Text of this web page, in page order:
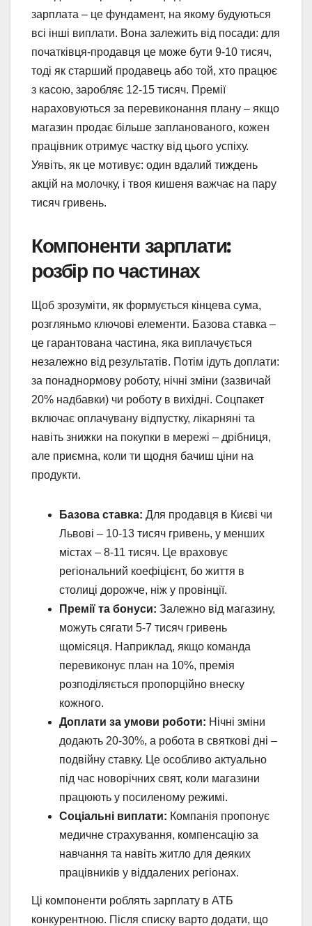
зарплата – це фундамент, на якому будуються
всі інші виплати. Вона залежить від посади: для
початківця-продавця це може бути 9-10 тисяч,
тоді як старший продавець або той, хто працює
з касою, заробляє 12-15 тисяч. Премії
нараховуються за перевиконання плану – якщо
магазин продає більше запланованого, кожен
працівник отримує частку від цього успіху.
Уявіть, як це мотивує: один вдалий тиждень
акцій на молочку, і твоя кишеня важчає на пару
тисяч гривень.
Компоненти зарплати:
розбір по частинах
Щоб зрозуміти, як формується кінцева сума,
розгляньмо ключові елементи. Базова ставка –
це гарантована частина, яка виплачується
незалежно від результатів. Потім ідуть доплати:
за понаднормову роботу, нічні зміни (зазвичай
20% надбавки) чи роботу в вихідні. Соцпакет
включає оплачувану відпустку, лікарняні та
навіть знижки на покупки в мережі – дрібниця,
але приємна, коли ти щодня бачиш ціни на
продукти.
Базова ставка: Для продавця в Києві чи
Львові – 10-13 тисяч гривень, у менших
містах – 8-11 тисяч. Це враховує
регіональний коефіцієнт, бо життя в
столиці дорожче, ніж у провінції.
Премії та бонуси: Залежно від магазину,
можуть сягати 5-7 тисяч гривень
щомісяця. Наприклад, якщо команда
перевиконує план на 10%, премія
розподіляється пропорційно внеску
кожного.
Доплати за умови роботи: Нічні зміни
додають 20-30%, а робота в святкові дні –
подвійну ставку. Це особливо актуально
під час новорічних свят, коли магазини
працюють у посиленому режимі.
Соціальні виплати: Компанія пропонує
медичне страхування, компенсацію за
навчання та навіть житло для деяких
працівників у віддалених регіонах.
Ці компоненти роблять зарплату в АТБ
конкурентною. Після списку варто додати, що